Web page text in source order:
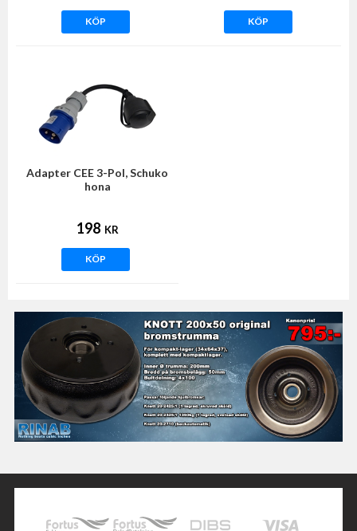
KÖP KÖP
Adapter CEE 3-Pol, Schuko
hona
198 KR
KÖP